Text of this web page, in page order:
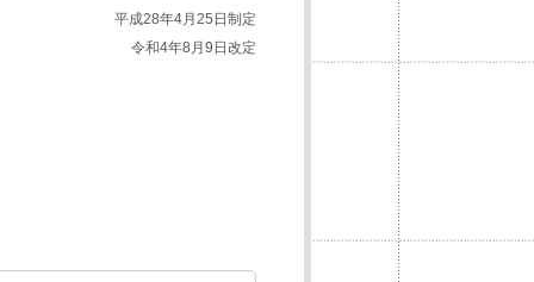
平成28年4月25日制定
令和4年8月9日改定